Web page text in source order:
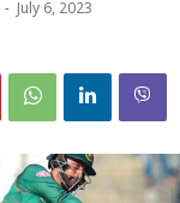
- July 6, 2023